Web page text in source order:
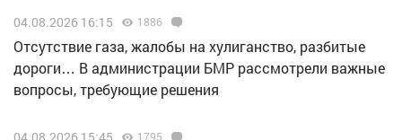
04.08.2026 16:15 1886
Отсутствие газа, жалобы на хулиганство, разбитые
дороги… В администрации БМР рассмотрели важные
вопросы, требующие решения
1795